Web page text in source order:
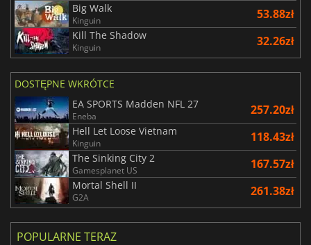
Big Walk
Kinguin 53.88zł
Kill The Shadow
Kinguin 32.26zł
DOSTĘPNE WKRÓTCE
EA SPORTS Madden NFL 27
Eneba 257.20zł
Hell Let Loose Vietnam
Kinguin 118.43zł
The Sinking City 2
Gamesplanet US 167.57zł
Mortal Shell II
G2A 261.38zł
POPULARNE TERAZ